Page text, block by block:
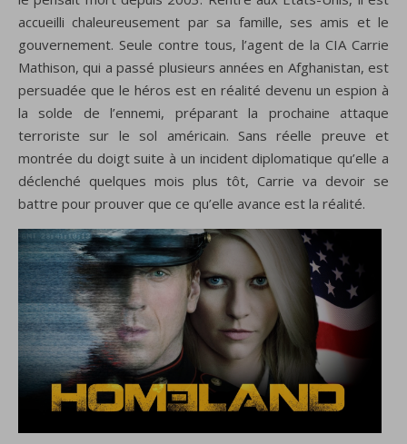
accueilli chaleureusement par sa famille, ses amis et le
gouvernement. Seule contre tous, l’agent de la CIA Carrie
Mathison, qui a passé plusieurs années en Afghanistan, est
persuadée que le héros est en réalité devenu un espion à
la solde de l’ennemi, préparant la prochaine attaque
terroriste sur le sol américain. Sans réelle preuve et
montrée du doigt suite à un incident diplomatique qu’elle a
déclenché quelques mois plus tôt, Carrie va devoir se
battre pour prouver que ce qu’elle avance est la réalité.